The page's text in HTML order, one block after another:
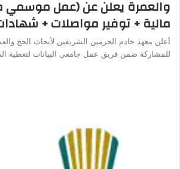
والعمرة يعلن عن (عمل موسمي
مالية + توفير مواصلات +
أعلن معهد خادم الحرمين الشريفين لأبحاث الحج
للمشاركة ضمن فريق عمل جامعي البيانات لتغطية